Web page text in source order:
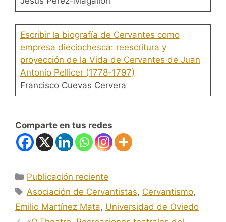
Escribir la biografía de Cervantes como
empresa dieciochesca: reescritura y
proyección de la Vida de Cervantes de Juan
Antonio Pellicer (1778-1797)
Francisco Cuevas Cervera
Comparte en tus redes
Categorías
Publicación reciente
Etiquetas
Asociación de Cervantistas, Cervantismo,
Emilio Martínez Mata, Universidad de Oviedo